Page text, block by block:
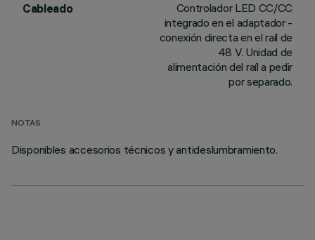
Cableado
Controlador LED CC/CC
integrado en el adaptador -
conexión directa en el raíl de
48 V. Unidad de
alimentación del raíl a pedir
por separado.
NOTAS
Disponibles accesorios técnicos y antideslumbramiento.